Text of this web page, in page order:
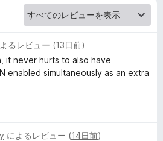
るレビュー (13日前)
it never hurts to also have
enabled simultaneously as an extra
によるレビュー (14日前)